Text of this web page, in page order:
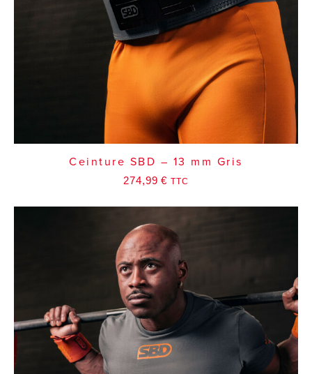
Ceinture SBD – 13 mm Gris
274,99€ TTC